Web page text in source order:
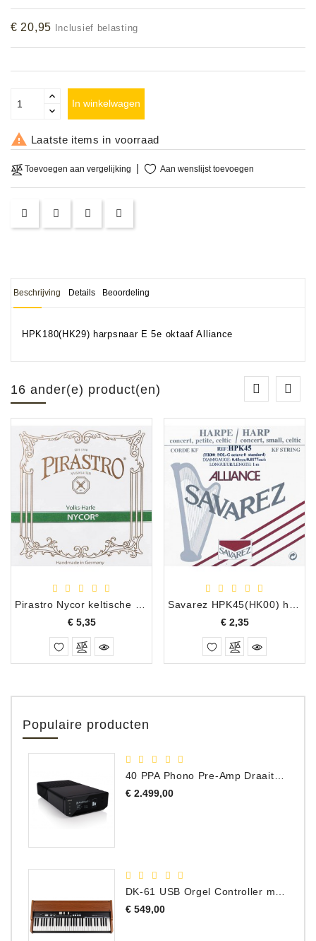
Accessoires
OPRUIMING
DEMONSTRATIES
&
CLINICS
€ 20,95 Inclusief belasting
In winkelwagen
 Laatste items in voorraad
Toevoegen aan vergelijking Aan wenslijst toevoegen
Beschrijving Details Beoordeling
HPK180(HK29) harpsnaar E 5e oktaaf Alliance
16 ander(e) product(en)
€ 5,35Prijs
€ 2,35Prijs
Populaire producten
€ 2.499,00Prijs
DK-61 USB Orgel Controller met Drawbars
€ 549,00Prijs